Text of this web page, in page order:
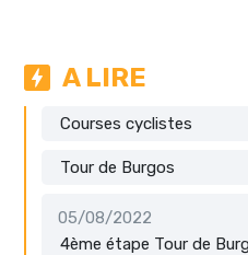
A LIRE
Courses cyclistes
Tour de Burgos
05/08/2022
4ème étape Tour de